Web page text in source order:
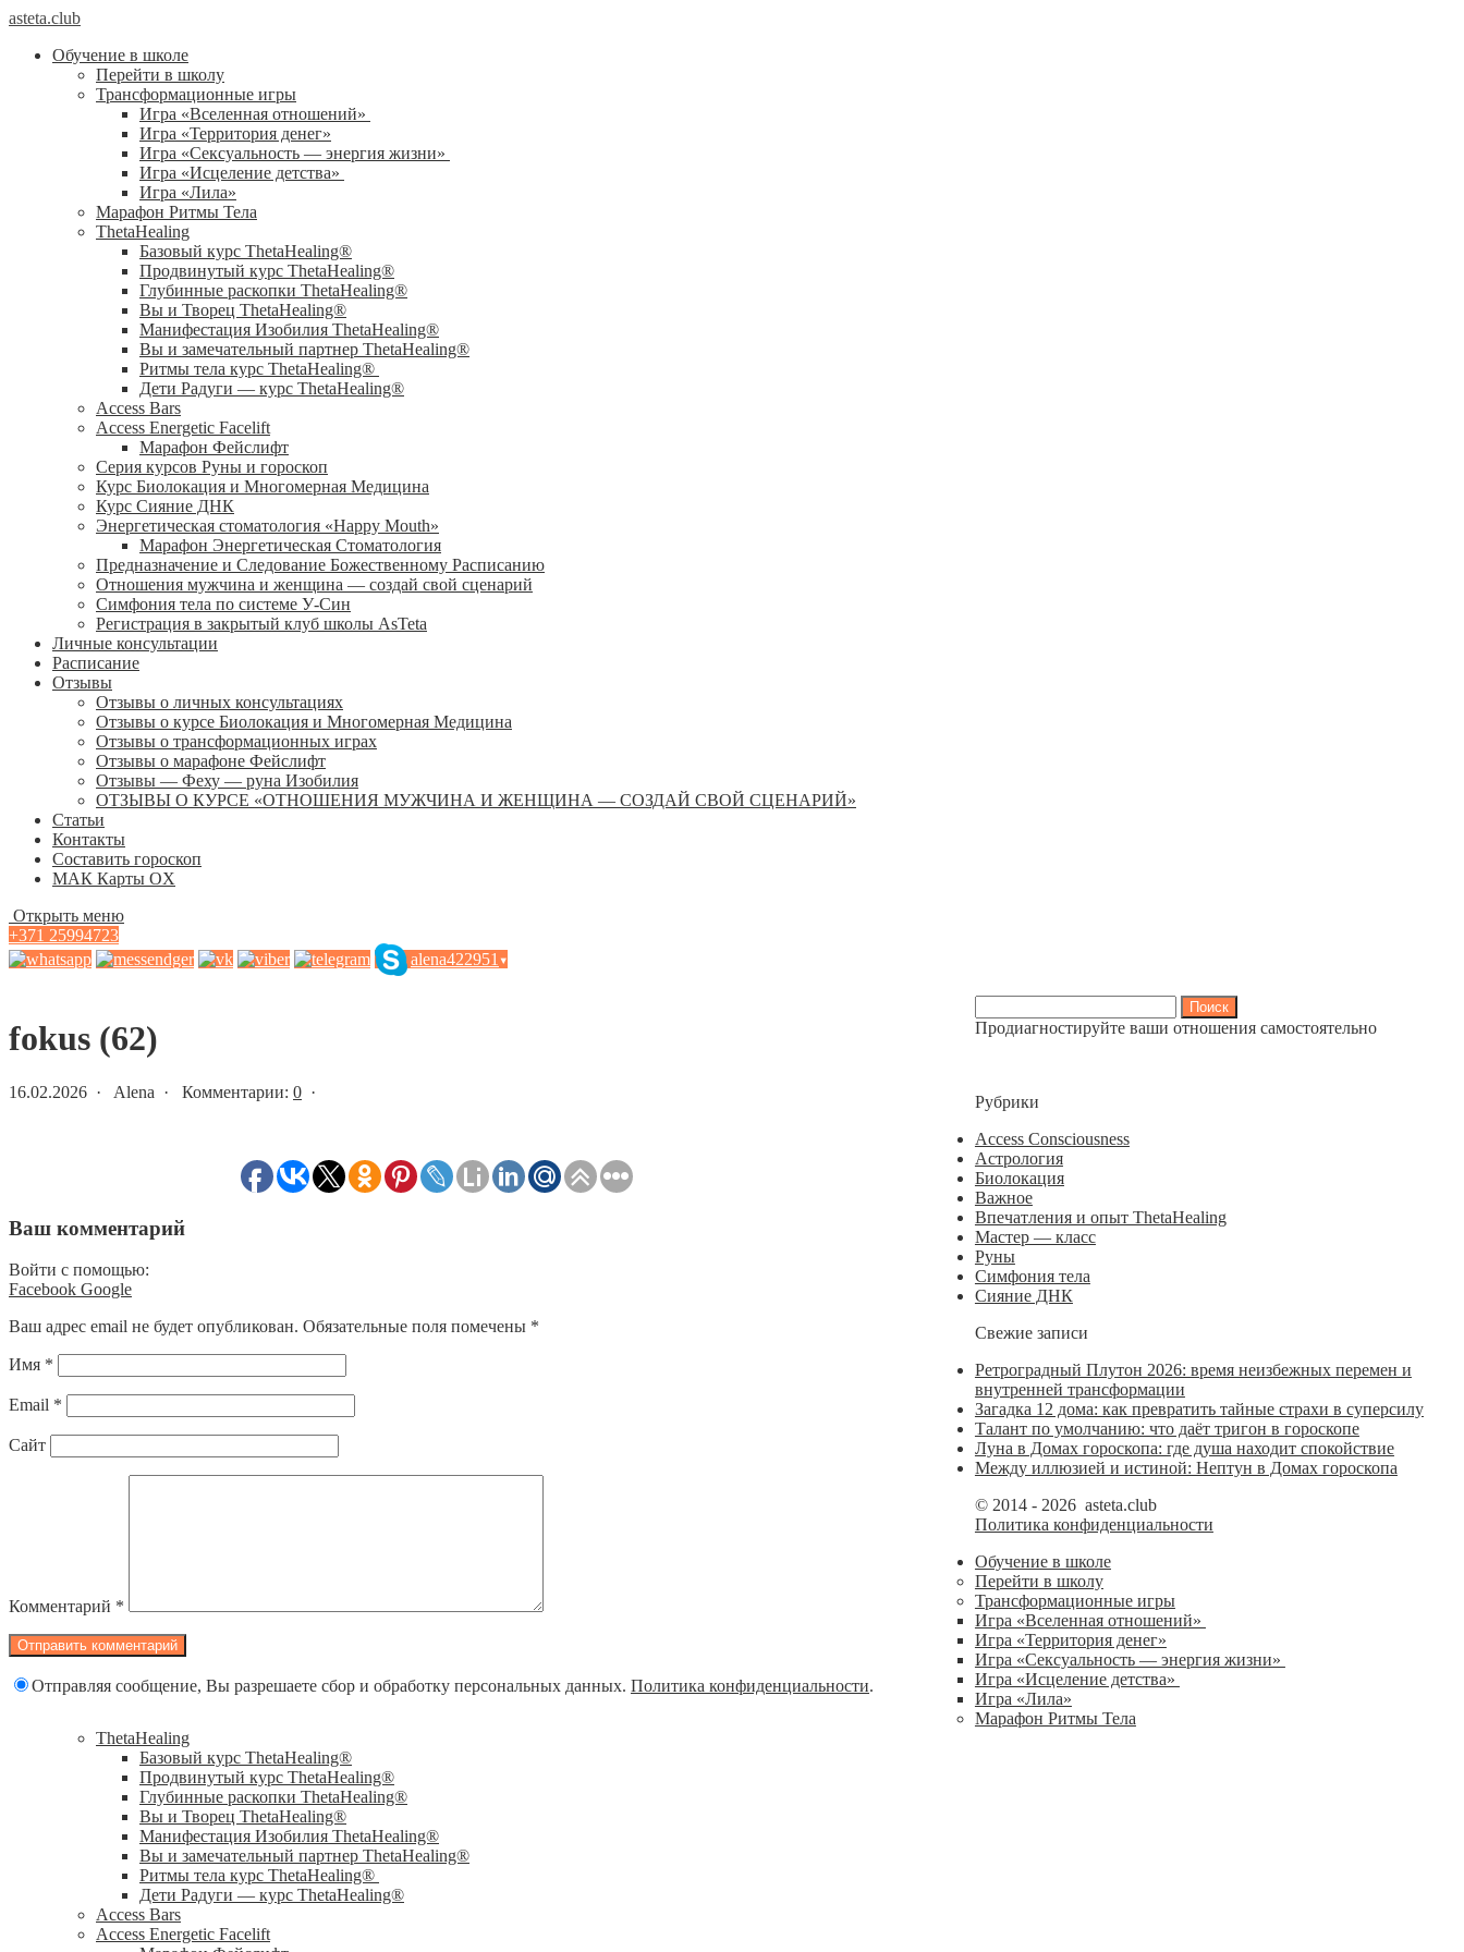
asteta.club
Обучение в школе
Перейти в школу
Трансформационные игры
Игра «Вселенная отношений»
Игра «Территория денег»
Игра «Сексуальность — энергия жизни»
Игра «Исцеление детства»
Игра «Лила»
Марафон Ритмы Тела
ThetaHealing
Базовый курс ThetaHealing®
Продвинутый курс ThetaHealing®
Глубинные раскопки ThetaHealing®
Вы и Творец ThetaHealing®
Манифестация Изобилия ThetaHealing®
Вы и замечательный партнер ThetaHealing®
Ритмы тела курс ThetaHealing®
Дети Радуги — курс ThetaHealing®
Access Bars
Access Energetic Facelift
Марафон Фейслифт
Серия курсов Руны и гороскоп
Курс Биолокация и Многомерная Медицина
Курс Сияние ДНК
Энергетическая стоматология «Happy Mouth»
Марафон Энергетическая Cтоматология
Предназначение и Следование Божественному Расписанию
Отношения мужчина и женщина — создай свой сценарий
Симфония тела по системе У-Син
Регистрация в закрытый клуб школы AsTeta
Личные консультации
Расписание
Отзывы
Отзывы о личных консультациях
Отзывы о курсе Биолокация и Многомерная Медицина
Отзывы о трансформационных играх
Отзывы о марафоне Фейслифт
Отзывы — Феху — руна Изобилия
ОТЗЫВЫ О КУРСЕ «ОТНОШЕНИЯ МУЖЧИНА И ЖЕНЩИНА — СОЗДАЙ СВОЙ СЦЕНАРИЙ»
Статьи
Контакты
Составить гороскоп
МАК Карты OХ
Открыть меню
+371 25994723
alena422951 ▾
fokus (62)
16.02.2026 · Alena · Комментарии: 0 ·
Ваш комментарий
Войти с помощью:
Facebook Google
Ваш адрес email не будет опубликован. Обязательные поля помечены *
Имя *
Email *
Сайт
Комментарий *
Отправляя сообщение, Вы разрешаете сбор и обработку персональных данных. Политика конфиденциальности.
Продиагностируйте ваши отношения самостоятельно
Рубрики
Access Consciousness
Астрология
Биолокация
Важное
Впечатления и опыт ThetaHealing
Мастер — класс
Руны
Симфония тела
Сияние ДНК
Свежие записи
Ретроградный Плутон 2026: время неизбежных перемен и
внутренней трансформации
Загадка 12 дома: как превратить тайные страхи в суперсилу
Талант по умолчанию: что даёт тригон в гороскопе
Луна в Домах гороскопа: где душа находит спокойствие
Между иллюзией и истиной: Нептун в Домах гороскопа
© 2014 - 2026 asteta.club
Политика конфиденциальности
Обучение в школе
Перейти в школу
Трансформационные игры
Игра «Вселенная отношений»
Игра «Территория денег»
Игра «Сексуальность — энергия жизни»
Игра «Исцеление детства»
Игра «Лила»
Марафон Ритмы Тела
ThetaHealing
Базовый курс ThetaHealing®
Продвинутый курс ThetaHealing®
Глубинные раскопки ThetaHealing®
Вы и Творец ThetaHealing®
Манифестация Изобилия ThetaHealing®
Вы и замечательный партнер ThetaHealing®
Ритмы тела курс ThetaHealing®
Дети Радуги — курс ThetaHealing®
Access Bars
Access Energetic Facelift